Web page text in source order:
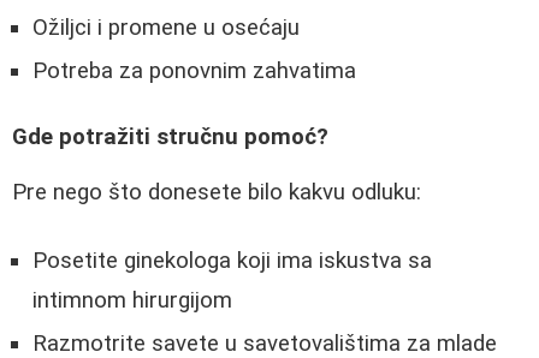
Ožiljci i promene u osećaju
Potreba za ponovnim zahvatima
Gde potražiti stručnu pomoć?
Pre nego što donesete bilo kakvu odluku:
Posetite ginekologa koji ima iskustva sa
intimnom hirurgijom
Razmotrite savete u savetovalištima za mlade